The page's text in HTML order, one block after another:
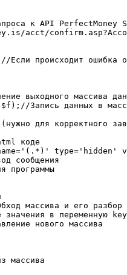
к API PerfectMoney
Если происходит ошибка
выходного массива
Запись данных в
для корректного
коде
type='hidden'
сообщения
программы
массива и его разбор
значения в переменную key
нового массива
массива